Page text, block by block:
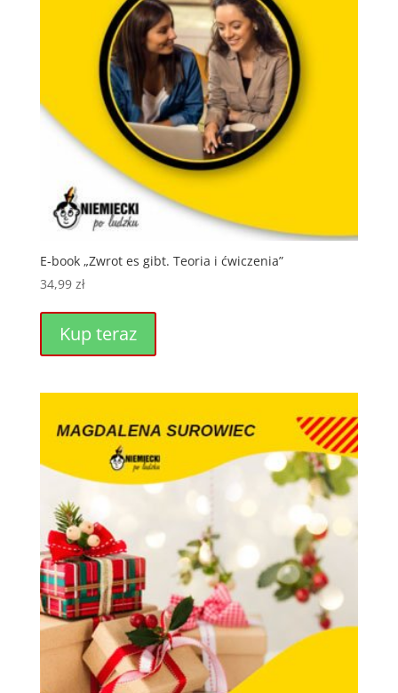
E-book „Zwrot es gibt. Teoria i ćwiczenia”
34,99 zł
Kup teraz